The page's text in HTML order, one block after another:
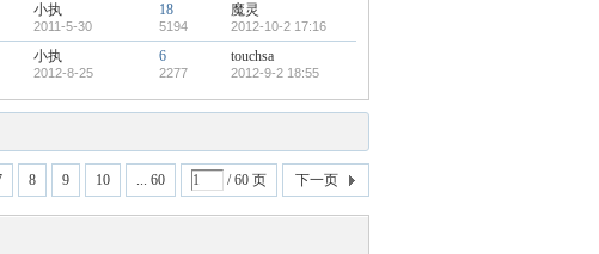
小执
2011-5-30
18
5194
魔灵
2012-10-2 17:16
小执
2012-8-25
6
2277
touchsa
2012-9-2 18:55
8 9 10 ... 60 / 60 页 下一页